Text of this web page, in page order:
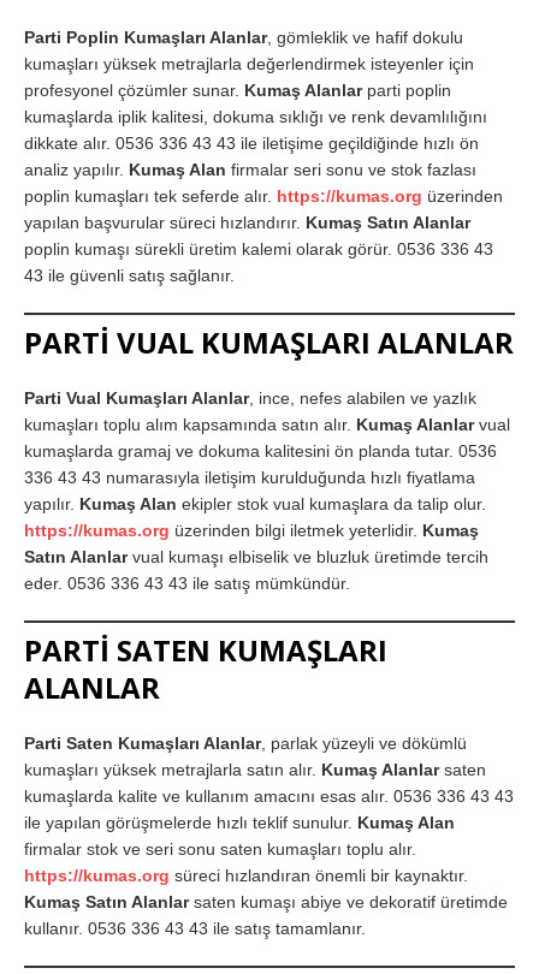
Parti Poplin Kumaşları Alanlar, gömleklik ve hafif dokulu
kumaşları yüksek metrajlarla değerlendirmek isteyenler için
profesyonel çözümler sunar. Kumaş Alanlarparti poplin
kumaşlarda iplik kalitesi, dokuma sıklığı ve renk devamlılığını
dikkate alır. 0536 336 43 43 ile iletişime geçildiğinde hızlı ön
analiz yapılır. Kumaş Alan firmalar seri sonu ve stok fazlası
poplin kumaşları tek seferde alır. https://kumas.org üzerinden
yapılan başvurular süreci hızlandırır. Kumaş Satın Alanlar
poplin kumaşı sürekli üretim kalemi olarak görür. 0536 336 43
43 ile güvenli satış sağlanır.
PARTİ VUAL KUMAŞLARI ALANLAR
Parti Vual Kumaşları Alanlar, ince, nefes alabilen ve yazlık
kumaşları toplu alım kapsamında satın alır. Kumaş Alanlarvual
kumaşlarda gramaj ve dokuma kalitesini ön planda tutar. 0536
336 43 43 numarasıyla iletişim kurulduğunda hızlı fiyatlama
yapılır. Kumaş Alan ekipler stok vual kumaşlara da talip olur.
https://kumas.org üzerinden bilgi iletmek yeterlidir. Kumaş
Satın Alanlarvual kumaşı elbiselik ve bluzluk üretimde tercih
eder. 0536 336 43 43 ile satış mümkündür.
PARTİ SATEN KUMAŞLARI
ALANLAR
Parti Saten Kumaşları Alanlar, parlak yüzeyli ve dökümlü
kumaşları yüksek metrajlarla satın alır. Kumaş Alanlarsaten
kumaşlarda kalite ve kullanım amacını esas alır. 0536 336 43 43
ile yapılan görüşmelerde hızlı teklif sunulur. Kumaş Alan
firmalar stok ve seri sonu saten kumaşları toplu alır.
https://kumas.org süreci hızlandıran önemli bir kaynaktır.
Kumaş Satın Alanlarsaten kumaşı abiye ve dekoratif üretimde
kullanır. 0536 336 43 43 ile satış tamamlanır.